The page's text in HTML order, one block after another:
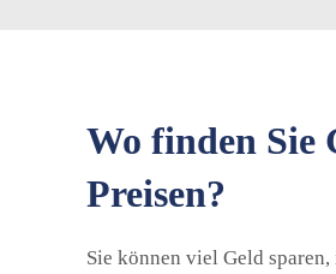
Wo finden Sie
Preisen?
Sie können viel Geld